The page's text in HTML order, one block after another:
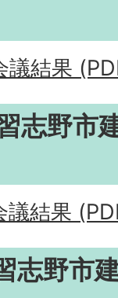
議結果
志野市
結果
志野市